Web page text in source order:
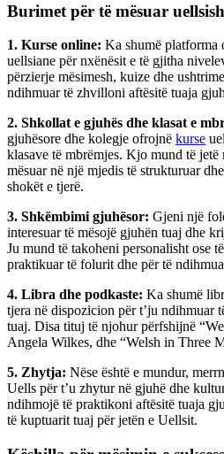
Burimet për të mësuar
1. Kurse online: Ka shumë platforma
uellsiane për nxënësit e të gjitha
përzierje mësimesh, kuize dhe
ndihmuar të zhvilloni aftësitë tuaja
2. Shkollat e gjuhës dhe klasat e
gjuhësore dhe kolegje ofrojnë kurse
klasave të mbrëmjes. Kjo mund të
mësuar në një mjedis të strukturuar
shokët e tjerë.
3. Shkëmbimi gjuhësor: Gjeni një
interesuar të mësojë gjuhën tuaj dhe
Ju mund të takoheni personalisht ose
praktikuar të folurit dhe për të
4. Libra dhe podkaste: Ka shumë
tjera në dispozicion për t’ju ndihmuar
tuaj. Disa tituj të njohur përfshijnë
Angela Wilkes, dhe “Welsh in Three
5. Zhytja: Nëse është e mundur,
Uells për t’u zhytur në gjuhë dhe
ndihmojë të praktikoni aftësitë tuaja
të kuptuarit tuaj për jetën e Uellsit.